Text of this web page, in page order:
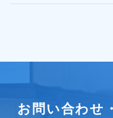
お問い合わせ